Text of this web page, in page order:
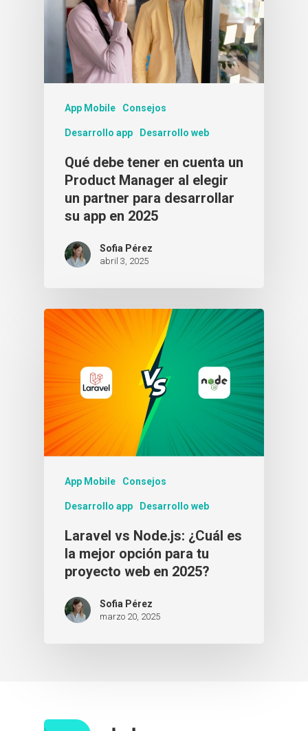
App Mobile Consejos
Desarrollo app Desarrollo web
Qué debe tener en cuenta un
Product Manager al elegir
un partner para desarrollar
su app en 2025
Sofia Pérez
abril 3, 2025
App Mobile Consejos
Desarrollo app Desarrollo web
Laravel vs Node.js: ¿Cuál es
la mejor opción para tu
proyecto web en 2025?
Sofia Pérez
marzo 20, 2025